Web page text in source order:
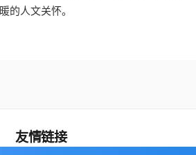
的人文关怀。
友情链接